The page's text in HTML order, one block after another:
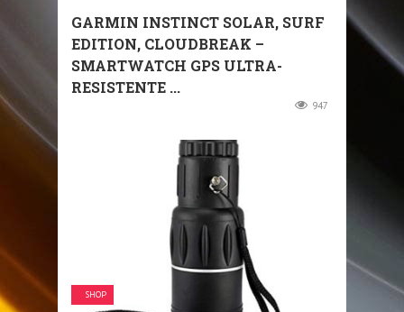
GARMIN INSTINCT SOLAR, SURF
EDITION, CLOUDBREAK –
SMARTWATCH GPS ULTRA-
RESISTENTE ...
947
SHOP